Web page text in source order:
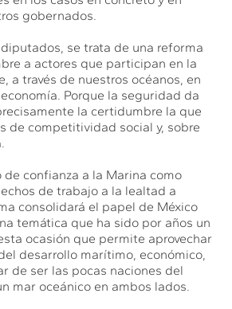
gobernados.
diputados, se trata de una reforma
a actores que participan en la
a través de nuestros océanos, en
Porque la seguridad da
la certidumbre la que
de competitividad social y, sobre
de confianza a la Marina como
de trabajo a la lealtad a
consolidará el papel de México
temática que ha sido por años un
ocasión que permite aprovechar
desarrollo marítimo, económico,
de ser las pocas naciones del
mar oceánico en ambos lados.